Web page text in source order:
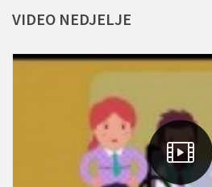
VIDEO NEDJELJE